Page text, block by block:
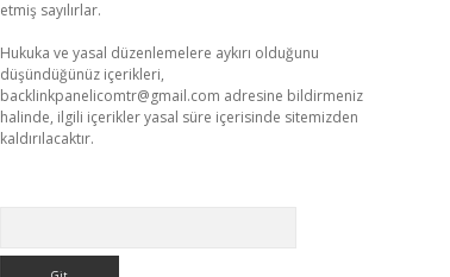
etmiş sayılırlar.
Hukuka ve yasal düzenlemelere aykırı olduğunu
düşündüğünüz içerikleri,
backlinkpanelicomtr@gmail.com adresine bildirmeniz
halinde, ilgili içerikler yasal süre içerisinde sitemizden
kaldırılacaktır.